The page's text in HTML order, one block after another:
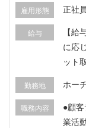
こと
雇用形態 正社員
給与
【
に応じて相談） 【
ット
勤務地 ホー
職務内容
●顧
業活